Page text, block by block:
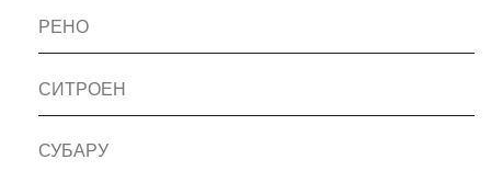
РЕНО
СИТРОЕН
СУБАРУ